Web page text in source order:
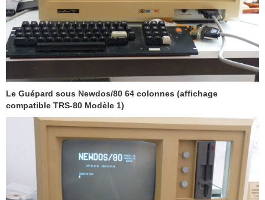
Le Guépard sous Newdos/80 64 colonnes (affichage
compatible TRS-80 Modèle 1)